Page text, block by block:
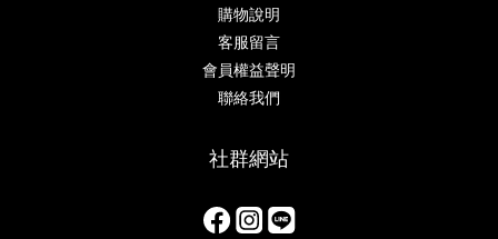
購物說明
客服留言
會員權益聲明
聯絡我們
社群網站